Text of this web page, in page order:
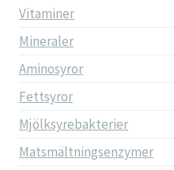
Vitaminer
Mineraler
Aminosyror
Fettsyror
Mjölksyrebakterier
Matsmältningsenzymer